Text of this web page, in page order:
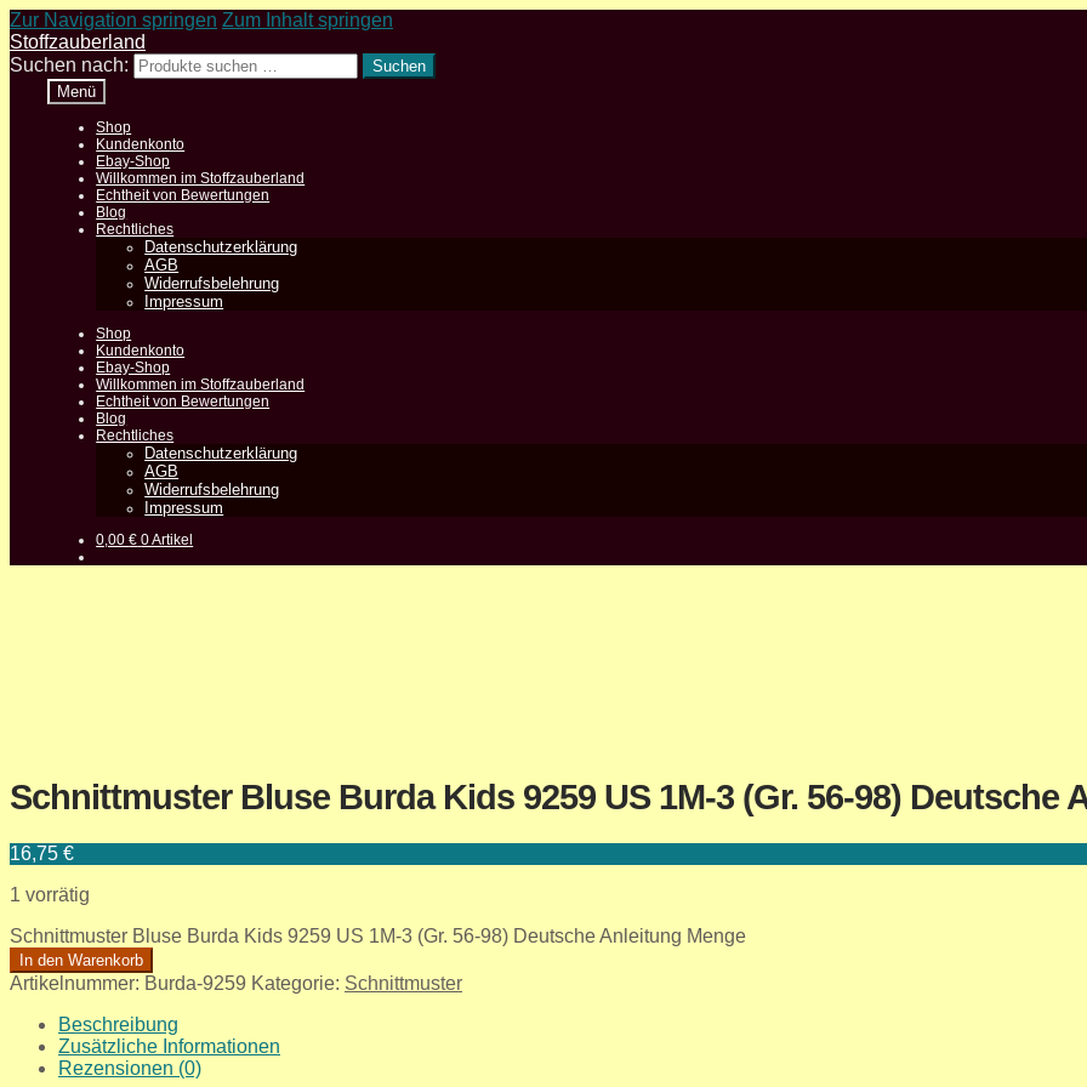
Zur Navigation springen Zum Inhalt springen
Stoffzauberland
Suchen nach:
Suchen
Menü
Shop
Kundenkonto
Ebay-Shop
Willkommen im Stoffzauberland
Echtheit von Bewertungen
Blog
Rechtliches
Datenschutzerklärung
AGB
Widerrufsbelehrung
Impressum
Shop
Kundenkonto
Ebay-Shop
Willkommen im Stoffzauberland
Echtheit von Bewertungen
Blog
Rechtliches
Datenschutzerklärung
AGB
Widerrufsbelehrung
Impressum
0,00€ 0 Artikel
Schnittmuster Bluse Burda Kids 9259 US 1M-3 (Gr. 56-98) Deutsche
16,75 €
1 vorrätig
Schnittmuster Bluse Burda Kids 9259 US 1M-3 (Gr. 56-98) Deutsche Anleitung Menge
In den Warenkorb
Artikelnummer: Burda-9259 Kategorie: Schnittmuster
Beschreibung
Zusätzliche Informationen
Rezensionen (0)